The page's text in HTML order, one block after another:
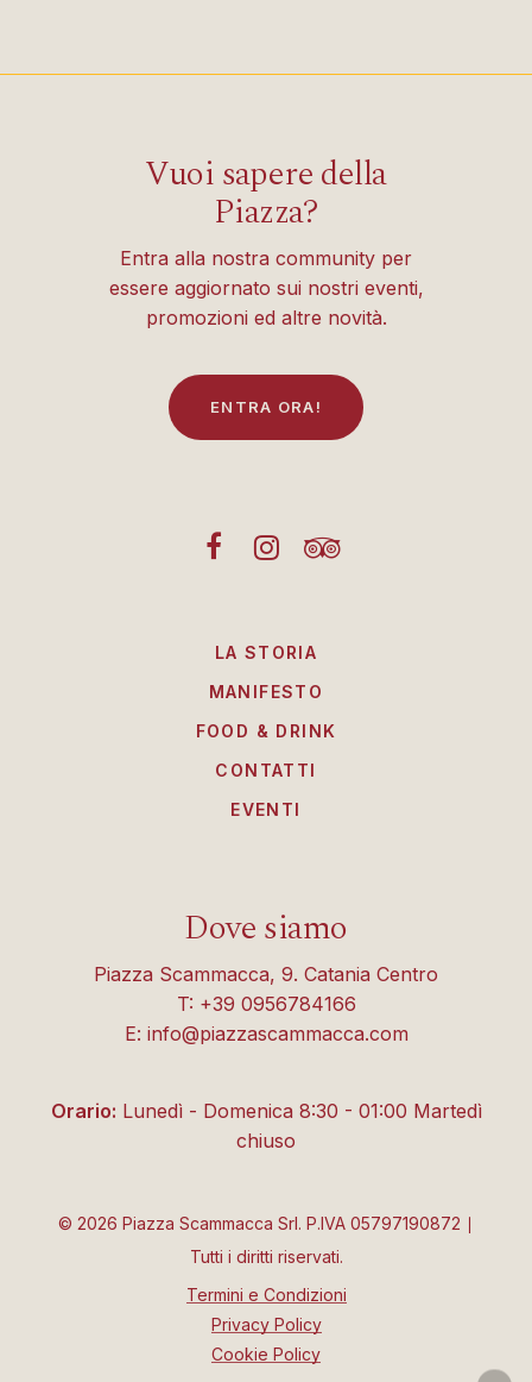
Vuoi sapere della
Piazza?
Entra alla nostra community per
essere aggiornato sui nostri eventi,
promozioni ed altre novità.
EN TRA ORA!
LA STORIA
MANIFESTO
FOOD & DRINK
CONTATTI
EVENTI
Dove siamo
Piazza Scammacca, 9. Catania Centro
T: +39 0956784166
E: info@piazzascammacca.com
Orario: Lunedì - Domenica 8:30 - 01:00 Martedì
chiuso
© 2026 Piazza Scammacca Srl. P.IVA 05797190872 ∣
Tutti i diritti riservati.
Termini e Condizioni
Privacy Policy
Cookie Policy